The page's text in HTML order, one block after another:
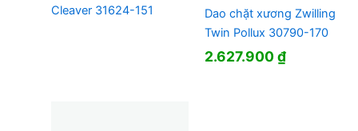
Cleaver 31624-151
Dao chặt xương Zwilling
Twin Pollux 30790-170
2.627.900₫